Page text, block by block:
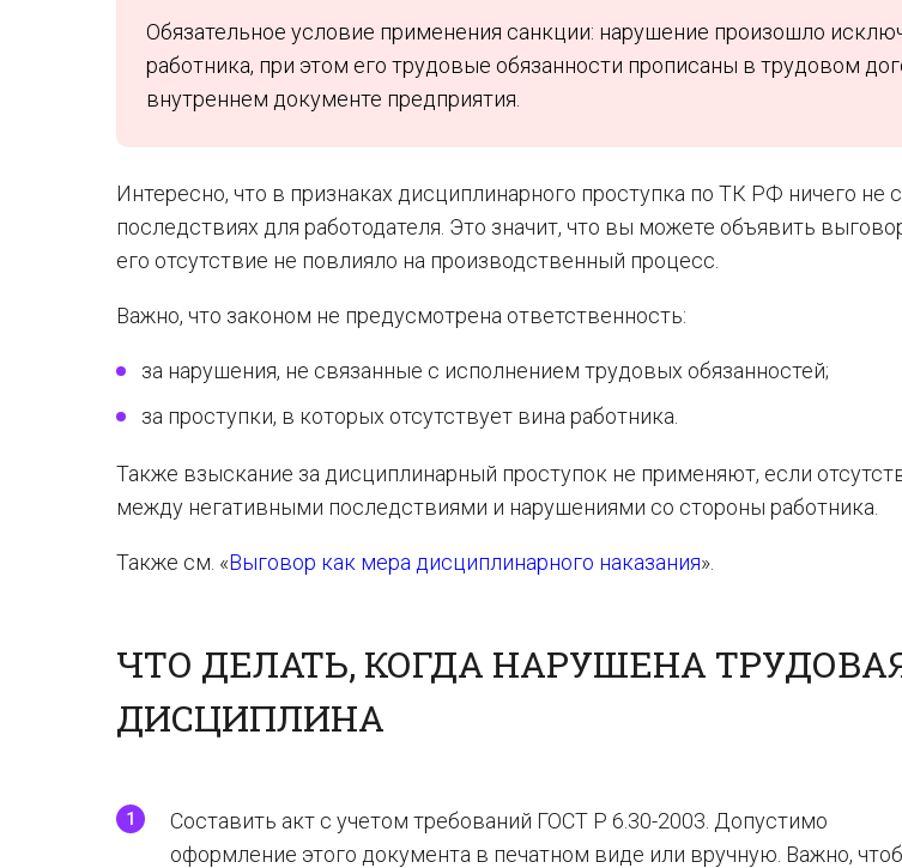
Обязательное условие применения санкции: нарушение произошло
работника, при этом его трудовые обязанности прописаны в трудовом
внутреннем документе предприятия.
Интересно, что в признаках дисциплинарного проступка по ТК РФ ничего не
последствиях для работодателя. Это значит, что вы можете объявить
его отсутствие не повлияло на производственный процесс.
Важно, что законом не предусмотрена ответственность:
за нарушения, не связанные с исполнением трудовых обязанностей;
за проступки, в которых отсутствует вина работника.
Также взыскание за дисциплинарный проступок не применяют, если
между негативными последствиями и нарушениями со стороны работника.
Также см. «Выговор как мера дисциплинарного наказания».
ЧТО ДЕЛАТЬ, КОГДА НАРУШЕНА
ДИСЦИПЛИНА
Составить акт с учетом требований ГОСТ Р 6.30-2003. Допустимо
оформление этого документа в печатном виде или вручную. Важно,